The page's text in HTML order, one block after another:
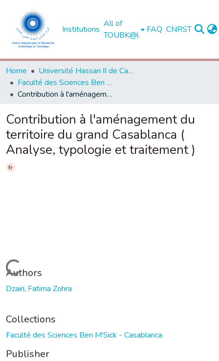
Institutions
All of
TOUBK@l
FAQ CNRST
Home
Université Hassan II de Casablanca
Faculté des Sciences Ben M'Sick - Casablanca
Contribution à l'aménagement du territoire du grand Casablanca ( Analyse, typologie et traitement )
Contribution à l'aménagement du
territoire du grand Casablanca (
Analyse, typologie et traitement )
fr
Loading...
Authors
Dzairi, Fatima Zohra
Collections
Faculté des Sciences Ben M'Sick - Casablanca
Publisher